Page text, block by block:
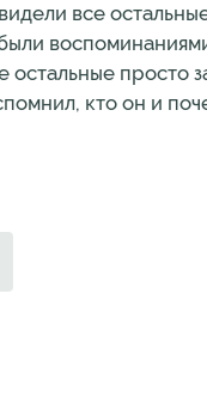
все
остальные
кто он и